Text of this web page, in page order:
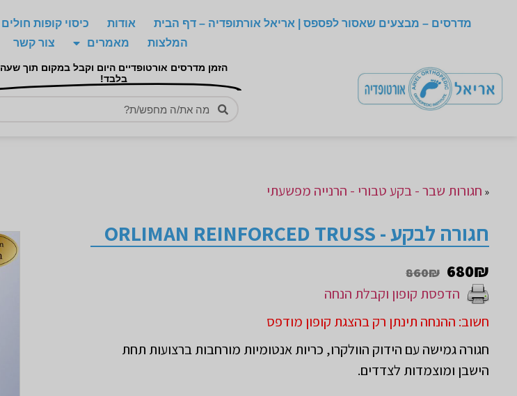
מדרסים – מבצעים שאסור לפספס | אריאל אורתופדיה – דף הבית אודות כיסוי קופות חולים
המלצות
מאמרים צור קשר
הזמן מדרסים אורטופדיים היום וקבל במקום תוך שעה
בלבד!
« חגורות שבר - בקע טבורי - הרנייה מפשעתי
חגורה לבקע - ORLIMAN REINFORCED TRUSS
860₪ 680₪
הדפסת קופון וקבלת הנחה
חשוב: ההנחה תינתן רק בהצגת קופון מודפס
חגורה גמישה עם הידוק הוולקרו, כריות אנטומיות מורחבות ברצועות תחת
הישבן ומוצמדות לצדדים.